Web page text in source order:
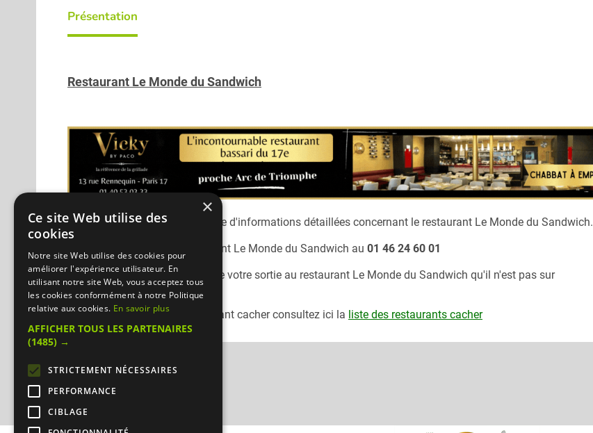
Présentation
Restaurant Le Monde du Sandwich
Désolé, nous n'avons pas encore d'informations détaillées concernant le restaurant Le Monde du Sandwich.
Vous pouvez joindre le restaurant Le Monde du Sandwich au 01 46 24 60 01
N'oubliez pas de préciser lors de votre sortie au restaurant Le Monde du Sandwich qu'il n'est pas sur
Mangercacher.com.
Pour consulter un autre restaurant cacher consultez ici la liste des restaurants cacher
×
Ce site Web utilise des
cookies
Notre site Web utilise des cookies pour
améliorer l'expérience utilisateur. En
utilisant notre site Web, vous acceptez tous
les cookies conformément à notre Politique
relative aux cookies. En savoir plus
AFFICHER TOUS LES PARTENAIRES
(1485) →
STRICTEMENT NÉCESSAIRES
PERFORMANCE
CIBLAGE